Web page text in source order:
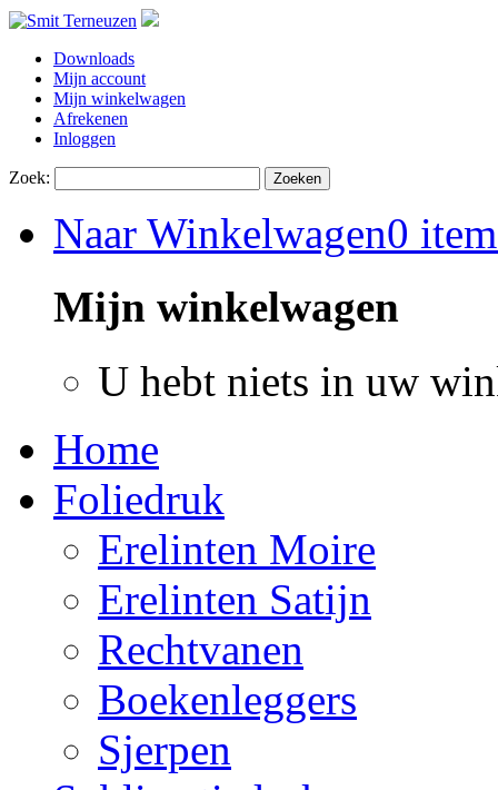
Downloads
Mijn account
Mijn winkelwagen
Afrekenen
Inloggen
Zoek: Zoeken
Naar Winkelwagen0
Mijn winkelwagen
U hebt niets in uw
Home
Foliedruk
Erelinten Moire
Erelinten Satijn
Rechtvanen
Boekenleggers
Sjerpen